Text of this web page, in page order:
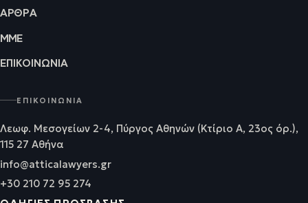
ΆΡΘΡΑ
ΜΜΕ
ΕΠΙΚΟΙΝΩΝΊΑ
ΕΠΙΚΟΙΝΩΝΊΑ
Λεωφ. Μεσογείων 2-4, Πύργος Αθηνών (Κτίριο Α, 23ος όρ.),
115 27 Αθήνα
info@atticalawyers.gr
+30 210 72 95 274